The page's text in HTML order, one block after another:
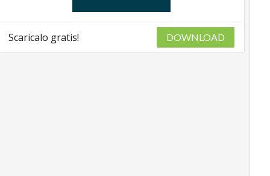
Scaricalo gratis! DOWNLOAD